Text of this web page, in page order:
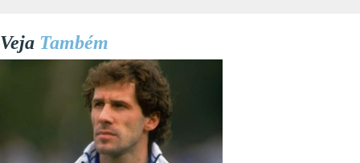
Veja Também